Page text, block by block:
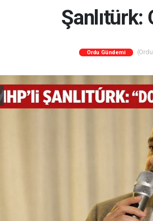
Şanlıtürk:
Ordu Gündemi